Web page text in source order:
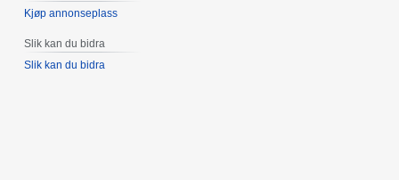
Kjøp annonseplass
Slik kan du bidra
Slik kan du bidra